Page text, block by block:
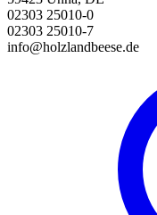
02303 25010-0
02303 25010-7
info@holzlandbeese.de